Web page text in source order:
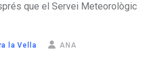
que el Servei Meteorològic
la Vella ANA